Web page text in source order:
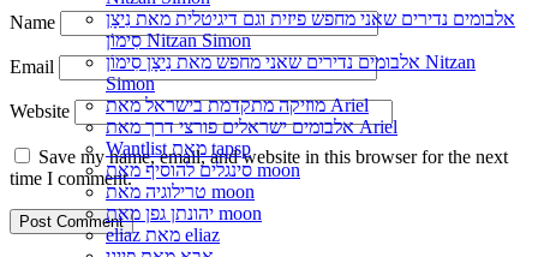
אלבומים נדירים שאני מחפש פיזית וגם דיגיטלית מאת נִיצָן
סִימוֹן Nitzan Simon
אלבומים נדירים שאני מחפש מאת נִיצָן סִימוֹן Nitzan
Simon
מוזיקה מתקדמת בישראל מאת Ariel
אלבומים ישראלים פורצי דרך מאת Ariel
Wantlist מאת tapsp
סינגלים להוסיף מאת moon
טרילוגיה מאת moon
יהונתן גפן מאת moon
eliaz מאת eliaz
Name
Email
Website
Save my name, email, and website in this browser for the next
time I comment.